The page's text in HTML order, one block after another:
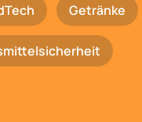
Getränke